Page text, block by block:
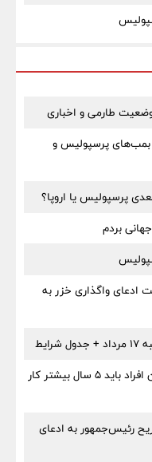
طارمی و اخباری
بمب‌های پرسپولیس و
پرسپولیس یا اروپا؟
بردم
ادعای واگذاری خزر به
شرط جدید بازنشستگی اجرایی شد؛ این افراد باید ۵ سال بیشتر کار
رئیس‌جمهور به ادعای